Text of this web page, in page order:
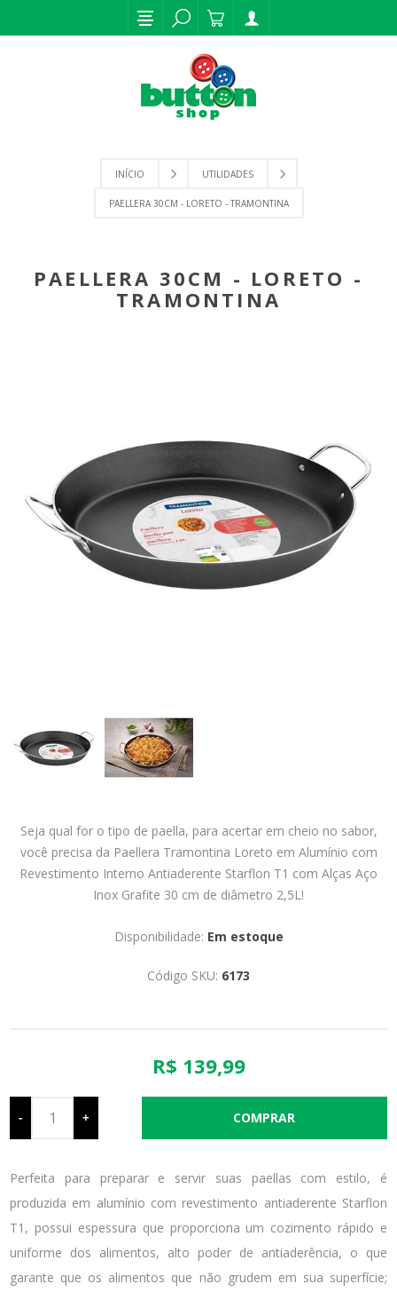
INÍCIO UTILIDADES
PAELLERA 30CM - LORETO - TRAMONTINA
PAELLERA 30CM - LORETO -
TRAMONTINA
Seja qual for o tipo de paella, para acertar em cheio no sabor,
você precisa da Paellera Tramontina Loreto em Alumínio com
Revestimento Interno Antiaderente Starflon T1 com Alças Aço
Inox Grafite 30 cm de diâmetro 2,5L!
Disponibilidade: Em estoque
Código SKU: 6173
R$ 139,99
- +
Perfeita para preparar e servir suas paellas com estilo, é
produzida em alumínio com revestimento antiaderente Starflon
T1, possui espessura que proporciona um cozimento rápido e
uniforme dos alimentos, alto poder de antiaderência, o que
garante que os alimentos que não grudem em sua superfície;